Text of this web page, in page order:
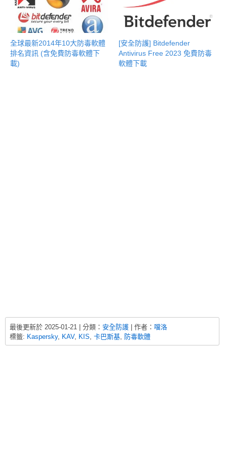
全球最新2014年10大防毒軟體
排名資訊 (含免費防毒軟體下
載)
[安全防護] Bitdefender
Antivirus Free 2023 免費防毒
軟體下載
最後更新於 2025-01-21 | 分類： 安全防護 | 作者： 噹洛
標籤: Kaspersky, KAV, KIS 卡巴斯基 防毒軟體